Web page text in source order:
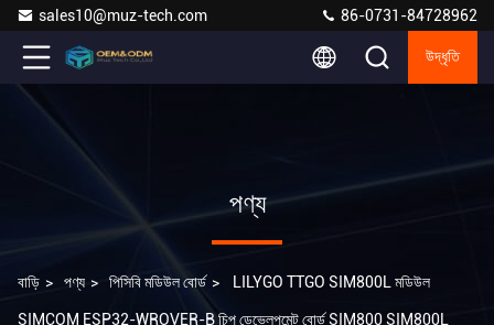
sales10@muz-tech.com 86-0731-84728962
উদ্ধৃতি
পণ্য
বাড়ি > পণ্য > পিসিবি মডিউল বোর্ড > LILYGO TTGO SIM800L মডিউল
SIMCOM ESP32-WROVER-B চিপ ডেভেলপমেন্ট বোর্ড SIM800 SIM800L